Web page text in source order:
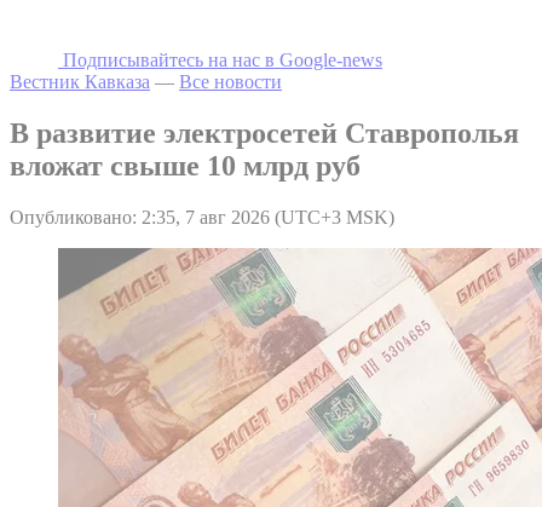
Подписывайтесь на наc в Google-news
Вестник Кавказа — Все новости
В развитие электросетей Ставрополья
вложат свыше 10 млрд руб
Опубликовано: 2:35, 7 авг 2026 (UTC+3 MSK)